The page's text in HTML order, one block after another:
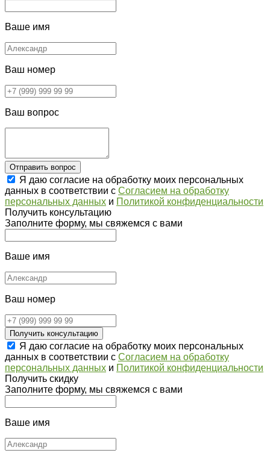
Ваше имя
Ваш номер
Ваш вопрос
Отправить вопрос
Я даю согласие на обработку моих персональных
данных в соответствии с Согласием на обработку
персональных данных и Политикой конфиденциальности
Получить консультацию
Заполните форму, мы свяжемся с вами
Ваше имя
Ваш номер
Получить консультацию
Я даю согласие на обработку моих персональных
данных в соответствии с Согласием на обработку
персональных данных и Политикой конфиденциальности
Получить скидку
Заполните форму, мы свяжемся с вами
Ваше имя